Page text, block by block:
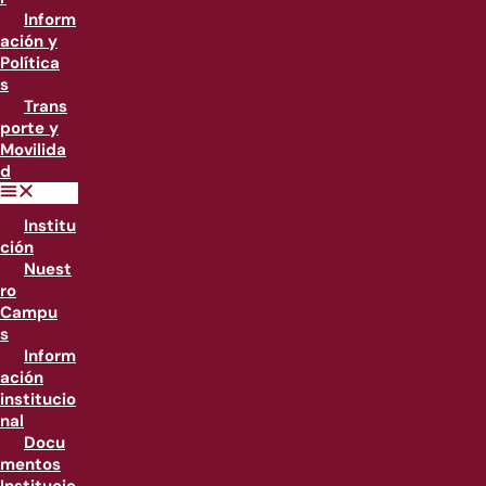
Inform
ación y
Política
s
Trans
porte y
Movilida
d
Institu
ción
Nuest
ro
Campu
s
Inform
ación
institucio
nal
Docu
mentos